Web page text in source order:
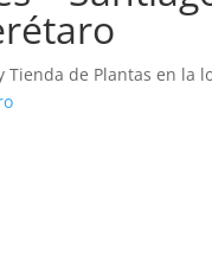
Tienda de Plantas en la